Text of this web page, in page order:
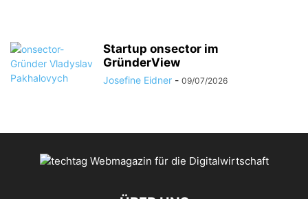
Startup onsector im
GründerView
Josefine Eidner - 09/07/2026